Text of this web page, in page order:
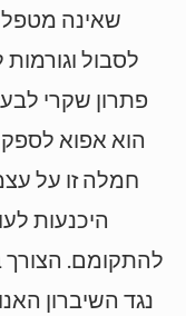
שאינה
לסבול
פתרון שקרי
הוא אפוא
חמלה זו על
היכנעות
להתקומם. הצורך
נגד השיברון